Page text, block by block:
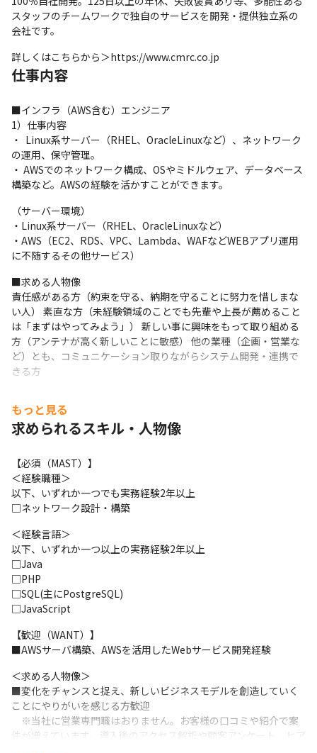
スタッフのチームワークで独自のサービスを開発・提供独立系の
会社です。
詳しくはこちらから＞https://www.cmrc.co.jp
仕事内容
■インフラ（AWS含む）エンジニア
1）仕事内容
・  Linux系サーバー（RHEL、OracleLinuxなど）、ネットワーク
の運用、保守管理。
・ AWSでのネットワーク構成、OSやミドルウェア、データベース
構築など。AWSの経験を活かすことができます。
（サーバー環境）
・Linux系サーバー（RHEL、OracleLinuxなど）
・AWS（EC2、RDS、VPC、Lambda、WAFなどWEBアプリ運用
に不随するその他サービス）
■求める人物像
責任感がある方（約束を守る、納期を守ることに努力を惜しまな
い人） 素直な方（未経験領域のことでも先輩や上長が薦めること
は「まずはやってみよう」） 新しい事に興味をもって取り組める
方（アンテナが高く新しいことに敏感） 他の業種（企画・営業な
ど）とも、コミュニケーション取りながらシステム開発・連携で
きる方
Linux系サーバ構築・運用（バージョンアップなど）経験者
AWS（EC2、RDS、VPC、Lambda、WAFなどWEBアプリ運用に
のwebアプリケーションの環境構築・運用経験者 セキュリティ対
策の実施・運用経験（FW、IDS、WAF、ウイルスソフト、バック
アップなど）
※AWSに関わらず、WEBサーバ構築・運用経験者歓迎いたしま
す。
※IPAの推奨する「安全なWEBサイトの作り方」を参考にした対策
経験があるかた優遇します。
※リモートワーク、派遣、出向は原則ありません。
もっと見る
求められるスキル・人物像
【必須（MAST）】
＜経験職種＞
以下、いずれか一つでも実務経験2年以上
□ネットワーク設計・構築
＜経験言語＞
以下、いずれか一つ以上の実務経験2年以上
□Java
□PHP
□SQL(主にPostgreSQL)
□JavaScript
【歓迎（WANT）】
■AWSサーバ構築、AWSを活用したWebサービス開発経験
＜求める人物像＞
■変化をチャンスと捉え、新しいビジネスモデルを創造していく
ことにやりがいを感じる方歓迎
※当社に営業専門職はおりません。お客様の口コミや紹介で案
件が増えています。導入後のアクセス解析や顧客アンケート、ヒア